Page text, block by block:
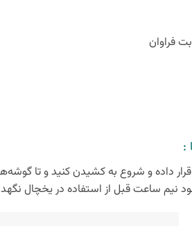
فراوان
:
داده و شروع به کشیدن کنید و تا
نیم ساعت قبل از استفاده در یخچال